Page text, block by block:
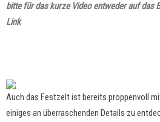
bitte für das kurze Video entweder auf das
Link
Auch das Festzelt ist bereits proppenvoll
einiges an überraschenden Details zu